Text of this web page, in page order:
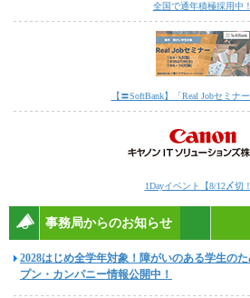
全国で通年積極採用中！
【〓SoftBank】「Real Jobセミナ
1Dayイベント【8/12〆切！
事務局からのお知らせ
2028はじめ全学年対象！障がいのある学生の
プン・カンパニー情報公開中！